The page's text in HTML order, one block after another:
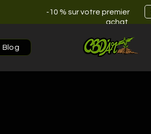
-10 % sur votre premier
achat
Blog